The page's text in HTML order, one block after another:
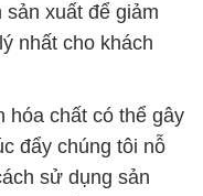
xuất để giảm
nhất cho khách
hóa chất có thể gây
đẩy chúng tôi nỗ
sử dụng sản